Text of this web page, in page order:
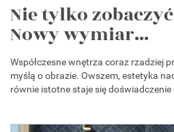
Nie tylko
Nowy wymiar...
Współczesne wnętrza coraz rzadziej
myślą o obrazie. Owszem, estetyka
równie istotne staje się doświadczenie